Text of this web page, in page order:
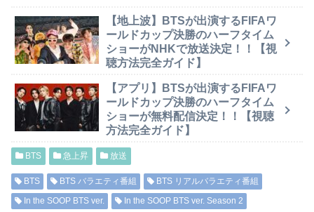
【地上波】BTSが出演するFIFAワ
ールドカップ決勝のハーフタイム
ショーがNHKで放送決定！！【視
聴方法完全ガイド】
【アプリ】BTSが出演するFIFAワ
ールドカップ決勝のハーフタイム
ショーが無料配信決定！！【視聴
方法完全ガイド】
BTS 急上昇 放送
BTS BTS バラエティ番組
BTS リアルバラエティ番組
In the SOOP BTS ver.
In the SOOP BTS ver. Season 2